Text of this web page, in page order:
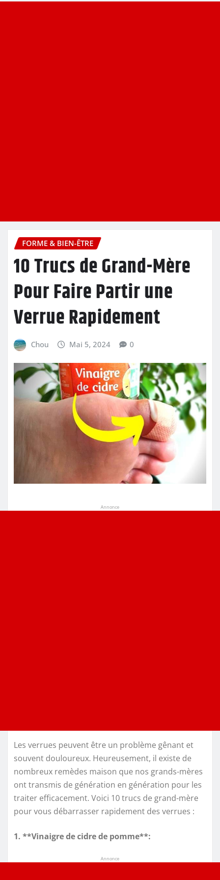
FORME & BIEN-ÊTRE
10 Trucs de Grand-Mère
Pour Faire Partir une
Verrue Rapidement
Chou Mai 5, 2024 0
Annonce
Les verrues peuvent être un problème gênant et
souvent douloureux. Heureusement, il existe de
nombreux remèdes maison que nos grands-mères
ont transmis de génération en génération pour les
traiter efficacement. Voici 10 trucs de grand-mère
pour vous débarrasser rapidement des verrues :
1. **Vinaigre de cidre de pomme**:
Annonce